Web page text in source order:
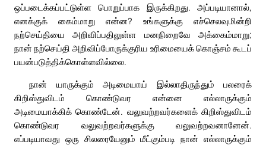
ஒப்படைக்கப்பட்டுள்ள பொறுப்பாக இருக்கிறது. அப்படியானால்,
எனக்குக் கைம்மாறு என்ன? உங்களுக்கு எச்செலவுமின்றி
நற்செய்தியை அறிவிப்பதிலுள்ள மனநிறைவே அக்கைம்மாறு;
நான் நற்செய்தி அறிவிப்போருக்குரிய உரிமையைக் கொஞ்சம் கூடப்
பயன்படுத்திக்கொள்ளவில்லை.
நான் யாருக்கும் அடிமையாய் இல்லாதிருந்தும் பலரைக்
கிறிஸ்துவிடம் கொண்டுவர என்னை எல்லாருக்கும்
அடிமையாக்கிக் கொண்டேன். வலுவற்றவர்களைக் கிறிஸ்துவிடம்
கொண்டுவர வலுவற்றவர்களுக்கு வலுவற்றவனானேன்.
எப்படியாவது ஒரு சிலரையேனும் மீட்கும்படி நான் எல்லாருக்கும்